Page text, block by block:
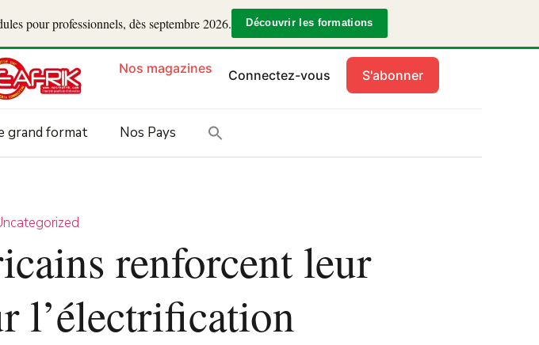
pour professionnels, dès septembre 2026. Découvrir les formations
Nos magazines Connectez-vous S'abonner
grand format Nos Pays
renforcent leur
l’électrification